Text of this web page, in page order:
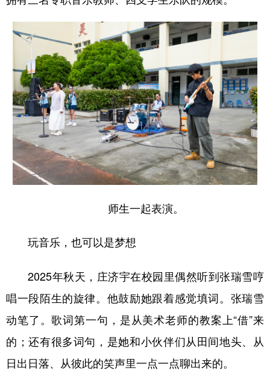
师生一起表演。
玩音乐，也可以是梦想
2025年秋天，庄济宇在校园里偶然听到张瑞雪哼
唱一段陌生的旋律。他鼓励她跟着感觉填词。张瑞雪
动笔了。歌词第一句，是从美术老师的教案上“借”来
的；还有很多词句，是她和小伙伴们从田间地头、从
日出日落、从彼此的笑声里一点一点聊出来的。